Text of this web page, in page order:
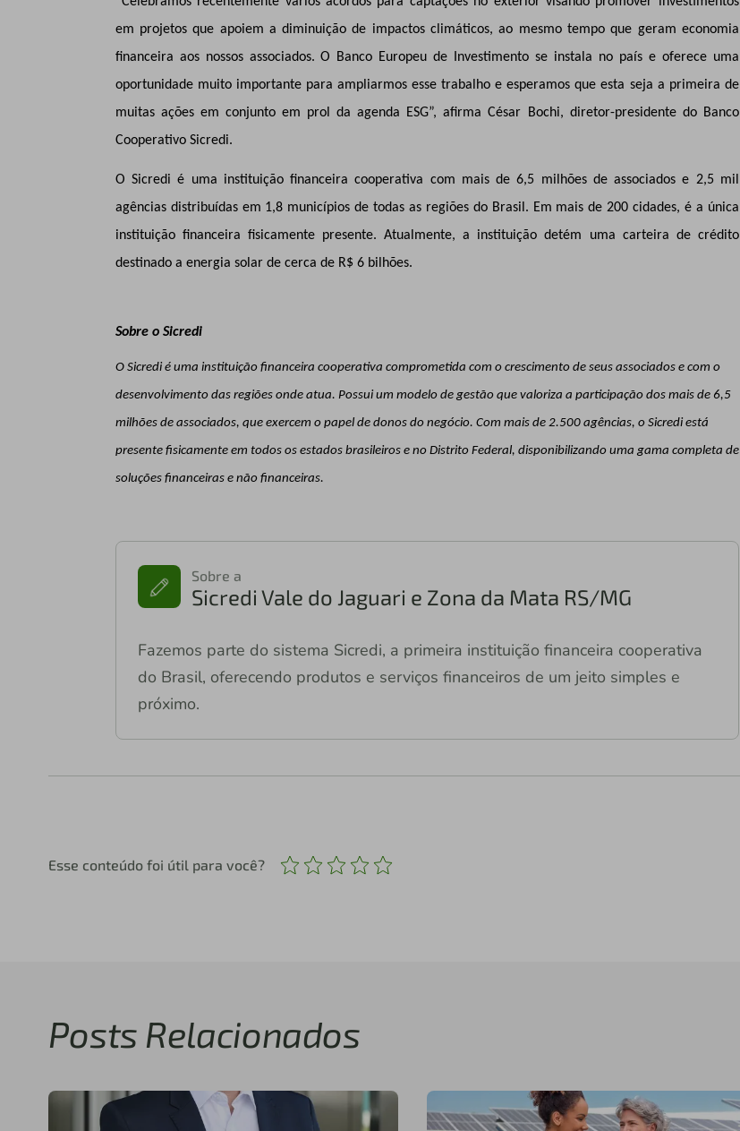
em projetos que apoiem a diminuição de impactos climáticos, ao mesmo tempo que geram economia
financeira aos nossos associados. O Banco Europeu de Investimento se instala no país e oferece uma
oportunidade muito importante para ampliarmos esse trabalho e esperamos que esta seja a primeira de
muitas ações em conjunto em prol da agenda ESG”, afirma César Bochi, diretor-presidente do Banco
Cooperativo Sicredi.
O Sicredi é uma instituição financeira cooperativa com mais de 6,5 milhões de associados e 2,5 mil
agências distribuídas em 1,8 municípios de todas as regiões do Brasil. Em mais de 200 cidades, é a única
instituição financeira fisicamente presente. Atualmente, a instituição detém uma carteira de crédito
destinado a energia solar de cerca de R$ 6 bilhões.
Sobre o Sicredi
O Sicredi é uma instituição financeira cooperativa comprometida com o crescimento de seus associados e com o
desenvolvimento das regiões onde atua. Possui um modelo de gestão que valoriza a participação dos mais de 6,5
milhões de associados, que exercem o papel de donos do negócio. Com mais de 2.500 agências, o Sicredi está
presente fisicamente em todos os estados brasileiros e no Distrito Federal, disponibilizando uma gama completa de
soluções financeiras e não financeiras.
Sobre a
Sicredi Vale do Jaguari e Zona da Mata RS/MG
Fazemos parte do sistema Sicredi, a primeira instituição financeira cooperativa
do Brasil, oferecendo produtos e serviços financeiros de um jeito simples e
próximo.
Esse conteúdo foi útil para você?
Posts Relacionados